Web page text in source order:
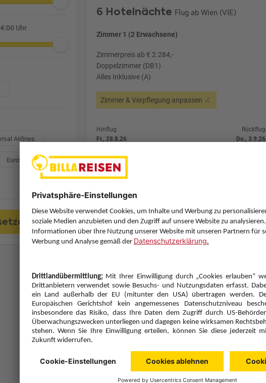
Uhr
Airlines
Eurowings
6 Hotelnächte Flug ab Wien (VIE)
Zimmer 1 (2 Erwachsene)
Zimmerpreis ab € 2.284,-
Doppelzimmer (DB1)
Alles Inklusive (A)
Zimmer & Verpflegung anpassen
Hinflug
Fr., 28.8.26
Direktflug
Red Sea Airlines
Rückflug
Do., 3.9.26
Zimmer 1 (2 Erwachsene)
Zimmerpreis ab € 2.357,-
Doppelzimmer (DB1)
Alles Inklusive (A)
Di., 1.9.26
Mo., 7.9.26